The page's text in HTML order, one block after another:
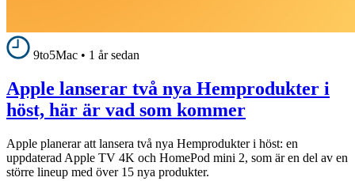
9to5Mac • 1 år sedan
Apple lanserar två nya Hemprodukter i
höst, här är vad som kommer
Apple planerar att lansera två nya Hemprodukter i höst: en
uppdaterad Apple TV 4K och HomePod mini 2, som är en del av en
större lineup med över 15 nya produkter.